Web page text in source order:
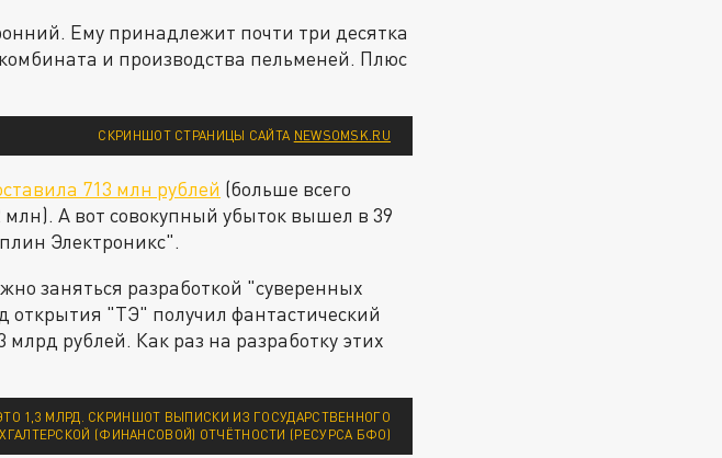
Ему принадлежит почти три десятка
и производства пельменей. Плюс
СКРИНШОТ СТРАНИЦЫ САЙТА NEWSOMSK.RU
713 млн рублей (больше всего
А вот совокупный убыток вышел в 39
Электроникс".
заняться разработкой "суверенных
"ТЭ" получил фантастический
рублей. Как раз на разработку этих
1,3 МЛРД. СКРИНШОТ ВЫПИСКИ ИЗ ГОСУДАРСТВЕННОГО
(ФИНАНСОВОЙ) ОТЧЁТНОСТИ (РЕСУРСА БФО)